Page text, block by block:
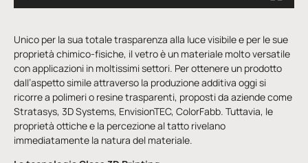
Unico per la sua totale trasparenza alla luce visibile e per le sue
proprietà chimico-fisiche, il vetro è un materiale molto versatile
con applicazioni in moltissimi settori. Per ottenere un prodotto
dall’aspetto simile attraverso la produzione additiva oggi si
ricorre a polimeri o resine trasparenti, proposti da aziende come
Stratasys, 3D Systems, EnvisionTEC, ColorFabb. Tuttavia, le
proprietà ottiche e la percezione al tatto rivelano
immediatamente la natura del materiale.